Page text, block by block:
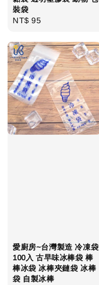
裝袋
Regular
NT$ 95
愛廚房~台灣製造 冷凍袋
100入 古早味冰棒袋 棒
棒冰袋 冰棒夾鏈袋 冰棒
袋 自製冰棒